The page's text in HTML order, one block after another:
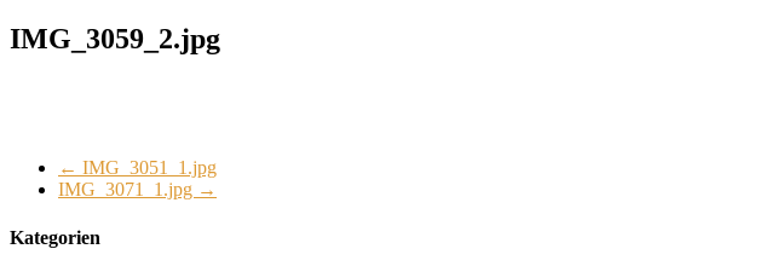
IMG_3059_2.jpg
← IMG_3051_1.jpg
IMG_3071_1.jpg →
Kategorien